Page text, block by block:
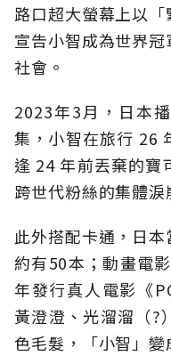
路口超大螢幕上以「
宣告小智成為世界
社會。
2023年3月，日本
集，小智在旅行 26
逢 24 年前丟棄的寶
跨世代粉絲的集體淚
此外搭配卡通，日
約有50本；動畫電
年發行真人電影《
黃澄澄、光溜溜（?
色毛髮，「小智」